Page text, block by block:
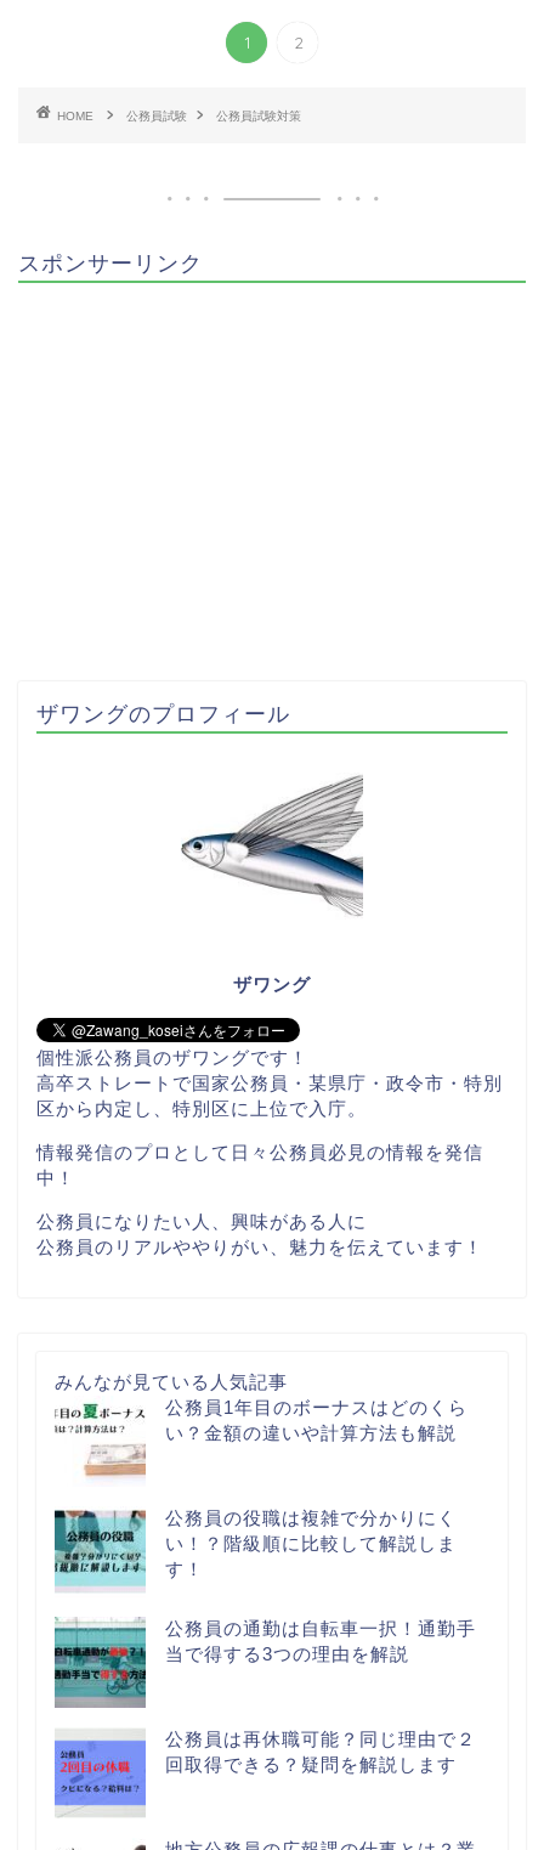
1 2
HOME 公務員試験 公務員試験対策
スポンサーリンク
ザワングのプロフィール
ザワング
個性派公務員のザワングです！
高卒ストレートで国家公務員・某県庁・政令市・特別
区から内定し、特別区に上位で入庁。
情報発信のプロとして日々公務員必見の情報を発信
中！
公務員になりたい人、興味がある人に
公務員のリアルややりがい、魅力を伝えています！
みんなが見ている人気記事
公務員1年目のボーナスはどのくら
い？金額の違いや計算方法も解説
公務員の役職は複雑で分かりにく
い！？階級順に比較して解説しま
す！
公務員の通勤は自転車一択！通勤手
当で得する3つの理由を解説
公務員は再休職可能？同じ理由で２
回取得できる？疑問を解説します